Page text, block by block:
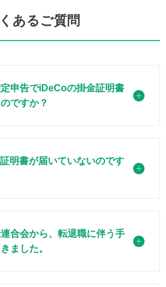
あるご質問
申告でiDeCoの掛金証明書
ですか？
明書が届いていないのです
合会から、転退職に伴う手
ました。